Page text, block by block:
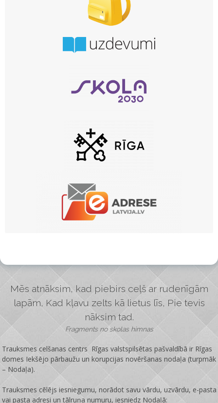
Mēs atnāksim, kad piebirs ceļš ar rudenīgām
lapām, Kad kļavu zelts kā lietus līs, Pie tevis
nāksim tad.
Fragments no skolas himnas
Trauksmes celšanas centrs Rīgas valstspilsētas pašvaldībā ir Rīgas
domes Iekšējo pārbaužu un korupcijas novēršanas nodaļa (turpmāk
– Nodaļa).
Trauksmes cēlējs iesniegumu, norādot savu vārdu, uzvārdu, e-pasta
vai pasta adresi un tālruņa numuru, iesniedz Nodaļā: